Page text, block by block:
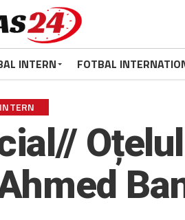
INTERN FOTBAL